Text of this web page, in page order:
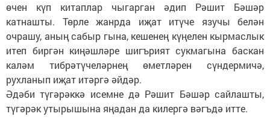
өчен күп китаплар чыгарган әдип Рәшит Бәшәр
катнашты. Төрле жанрда иҗат итүче язучы белән
очрашу, аның сабыр гына, кешенең күңелен кырмаслык
итеп биргән киңәшләре шигърият сукмагына баскан
каләм тибрәтүчеләрнең өметләрен сүндермичә,
рухланып иҗат итәргә әйдәр.
Әдәби түгәрәккә исемне дә Рәшит Бәшәр сайлашты,
түгәрәк утырышына яңадан да килергә вәгъдә итте.